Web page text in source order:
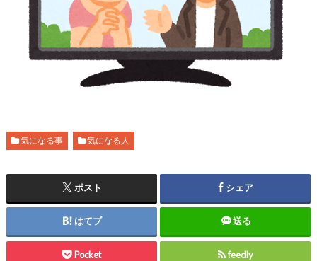
気になる事 気になる人
ポスト シェア
はてブ 送る
Pocket feedly